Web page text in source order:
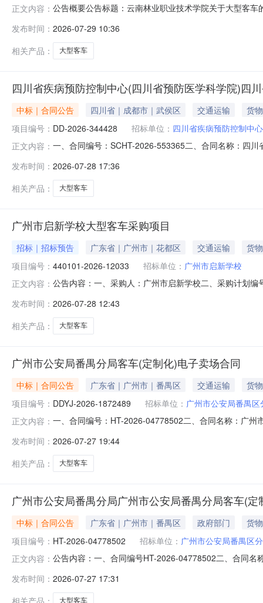
正文内容： 公告概要公告标题：云南林业职业技术学院关于大型客
项目项目编号：2831101000029546938项目联系人：
发布时间： 2026-07-29 10:36
相关产品：
大型客车
四川省疾病预防控制中心(四川省预防医学科学院)四
中标｜合同公告 四川省｜成都市｜武侯区 交通运输
货物
项目编号： DD-2026-344428 招标单位： 四川省疾病预防控制中
正文内容： 一、合同编号：SCHT-2026-553365二、合同名称：四
路6号联系方式：028-85587557供应商(乙方)：宇通客
发布时间： 2026-07-28 17:36
相关产品：
大型客车
广州市启新学校大型客车采购项目
招标｜招标预告 广东省｜广州市｜花都区 交通运输
货物
项目编号： 440101-2026-12033 招标单位： 广州市启新学校
正文内容： 公告内容：一、采购人：广州市启新学校二、采购计划
发布时间： 2026-07-28 12:43
相关产品：
大型客车
广州市公安局番禺分局客车(定制化)电子卖场合同
中标｜合同公告 广东省｜广州市｜番禺区 交通运输
货物
项目编号： DDYJ-2026-1872489 招标单位： 广州市公安局番禺区
正文内容： 一、合同编号：HT-2026-04778502二、合同名称：广
（乙方）：广东轩达汽车有限公司地址：佛山市南海区
发布时间： 2026-07-27 19:44
相关产品：
大型客车
广州市公安局番禺分局广州市公安局番禺分局客车(
中标｜合同公告 广东省｜广州市｜番禺区 政府部门
货物
项目编号： HT-2026-04778502 招标单位： 广州市公安局番禺区
正文内容： 公告内容：一、合同编号HT-2026-04778502二、合同
方)：广东轩达汽车有限公司地址：佛山市南海区桂城街
发布时间： 2026-07-27 17:31
相关产品：
大型客车